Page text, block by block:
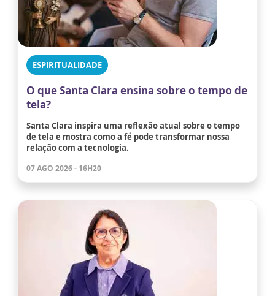
ESPIRITUALIDADE
O que Santa Clara ensina sobre o tempo de
tela?
Santa Clara inspira uma reflexão atual sobre o tempo
de tela e mostra como a fé pode transformar nossa
relação com a tecnologia.
07 AGO 2026 - 16H20